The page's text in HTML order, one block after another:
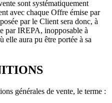
sont systématiquement
avec chaque Offre émise par
par le Client sera donc, à
par IREPA, inopposable à
aura pu être portée à sa
générales de vente, le terme :